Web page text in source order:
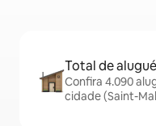
Total de
Confira 4.090
cidade (Saint-